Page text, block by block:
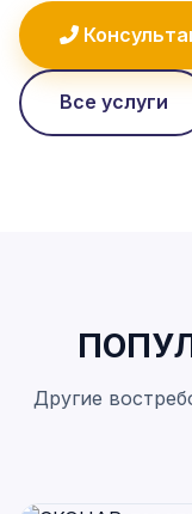
Все услуги
Другие